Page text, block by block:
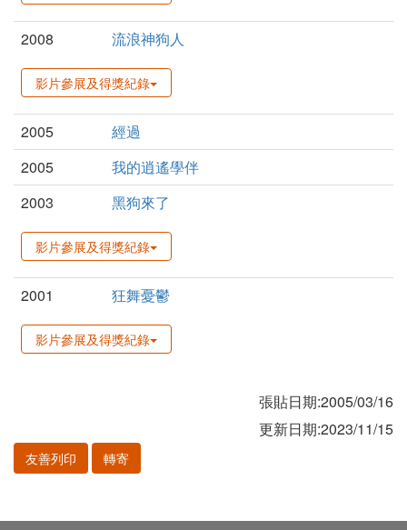
2008 流浪神狗人
影片參展及得獎紀錄
2005
經過
2005
我的逍遙學伴
2003
黑狗來了
影片參展及得獎紀錄
2001 狂舞憂鬱
影片參展及得獎紀錄
張貼日期:2005/03/16
更新日期:2023/11/15
友善列印 轉寄